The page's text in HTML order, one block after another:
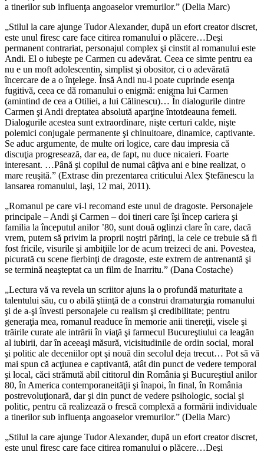
a tinerilor sub influenţa angoaselor vremurilor.” (Delia Marc)
„Stilul la care ajunge Tudor Alexander, după un efort creator discret,
este unul firesc care face citirea romanului o plăcere…Deşi
permanent contrariat, personajul complex şi cinstit al romanului este
Andi. El o iubeşte pe Carmen cu adevărat. Ceea ce simte pentru ea
nu e un moft adolescentin, simplist şi obositor, ci o adevărată
încercare de a o înţelege. Însă Andi nu-i poate cuprinde esenţa
fugitivă, ceea ce dă romanului o enigmă: enigma lui Carmen
(amintind de cea a Otiliei, a lui Călinescu)… În dialogurile dintre
Carmen şi Andi dreptatea absolută aparţine întotdeauna femeii.
Dialogurile acestea sunt extraordinare, nişte certuri calde, nişte
polemici conjugale permanente şi chinuitoare, dinamice, captivante.
Se aduc argumente, de multe ori logice, care dau impresia că
discuţia progresează, dar ea, de fapt, nu duce nicaieri. Foarte
interesant. …Până şi copilul de numai câţiva ani e bine realizat, o
mare reuşită.” (Extrase din prezentarea criticului Alex Ştefănescu la
lansarea romanului, Iaşi, 12 mai, 2011).
„Romanul pe care vi-l recomand este unul de dragoste. Personajele
principale – Andi şi Carmen – doi tineri care îşi încep cariera şi
familia la începutul anilor ’80, sunt două oglinzi clare în care, dacă
vrem, putem să privim la proprii noştri părinţi, la cele ce trebuie să fi
fost fricile, visurile şi ambiţiile lor de acum treizeci de ani. Povestea,
picurată cu scene fierbinţi de dragoste, este extrem de antrenantă şi
se termină neaşteptat ca un film de Inarritu.” (Dana Costache)
„Lectura vă va revela un scriitor ajuns la o profundă maturitate a
talentului său, cu o abilă ştiinţă de a construi dramaturgia romanului
şi de a-şi învesti personajele cu realism şi credibilitate; pentru
generaţia mea, romanul readuce în memorie anii tinereţii, visele şi
trăirile curate ale intrării în viaţă şi farmecul Bucureştiului ca leagăn
al iubirii, dar în aceeaşi măsură, vicisitudinile de ordin social, moral
şi politic ale deceniilor opt şi nouă din secolul deja trecut… Pot să vă
mai spun că acţiunea e captivantă, atât din punct de vedere temporal
şi local, căci strămută abil cititorul din România şi Bucureştiul anilor
80, în America contemporaneităţii şi înapoi, în final, în România
postrevoluţionară, dar şi din punct de vedere psihologic, social şi
politic, pentru că realizează o frescă complexă a formării individuale
a tinerilor sub influenţa angoaselor vremurilor.” (Delia Marc)
„Stilul la care ajunge Tudor Alexander, după un efort creator discret,
este unul firesc care face citirea romanului o plăcere…Deşi